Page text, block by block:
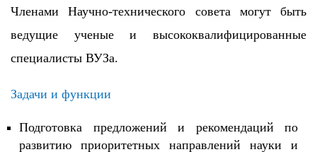
Членами Научно-технического совета могут быть
ведущие ученые и высококвалифицированные
специалисты ВУЗа.
Задачи и функции
Подготовка предложений и рекомендаций по
развитию приоритетных направлений науки и